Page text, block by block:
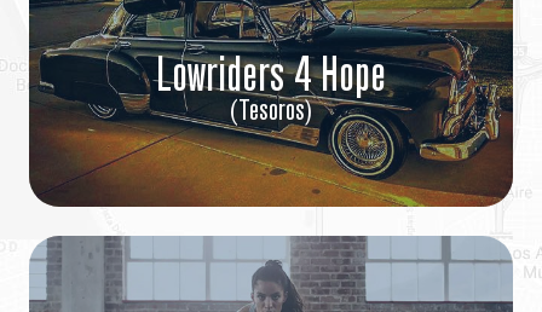
Lowriders 4 Hope
(Tesoros)